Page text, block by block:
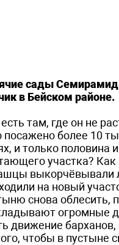
сады
в Бейском районе.
там, где он не
более 10
и только половина
участка?
выкорчёвывали
на новый
снова облесить,
огромные
движение
чтобы в пустыне